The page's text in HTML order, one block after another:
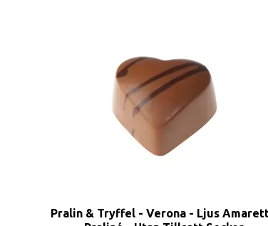
Pralin & Tryffel - Verona - Ljus